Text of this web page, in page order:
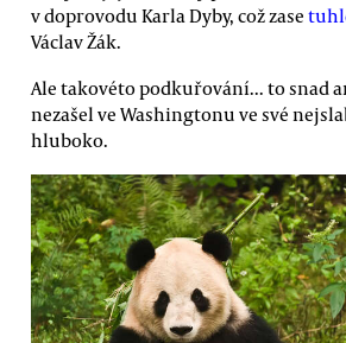
v doprovodu Karla Dyby, což zase
Václav Žák.
Ale takovéto podkuřování... to snad
nezašel ve Washingtonu ve své
hluboko.